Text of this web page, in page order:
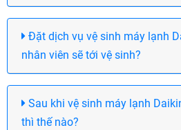
Đặt dịch vụ vệ sinh máy lạnh
nhân viên sẽ tới vệ sinh?
Sau khi vệ sinh máy lạnh
thì thế nào?